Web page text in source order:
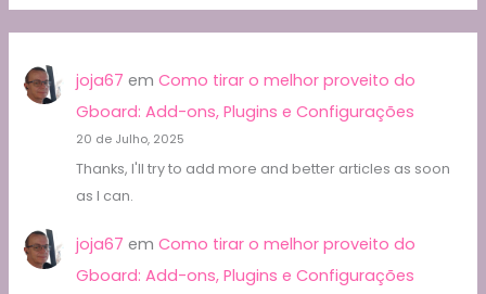
joja67 em Como tirar o melhor proveito do
Gboard: Add-ons, Plugins e Configurações
20 de Julho, 2025
Thanks, I'll try to add more and better articles as soon
as I can.
joja67 em Como tirar o melhor proveito do
Gboard: Add-ons, Plugins e Configurações